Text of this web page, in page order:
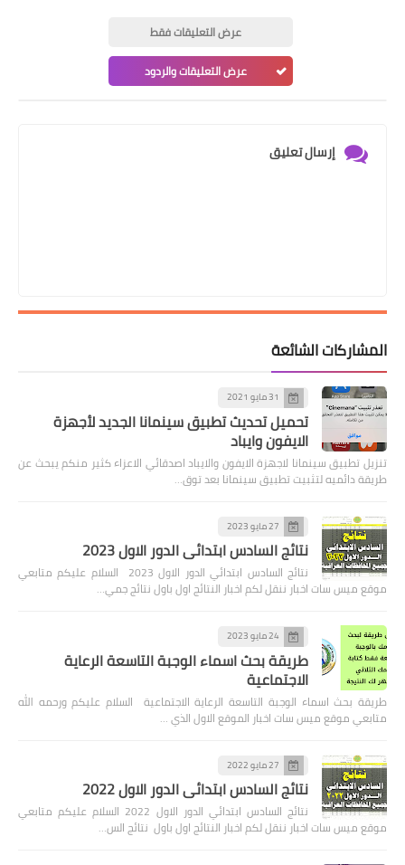
عرض التعليقات فقط
عرض التعليقات والردود
إرسال تعليق
المشاركات الشائعة
31 مايو 2021
تحميل تحديث تطبيق سينمانا الجديد لأجهزة
الايفون وايباد
تنزيل تطبيق سينمانا لاجهزة الايفون والايباد اصدقائي الاعزاء كثير منكم يبحث عن
طريقة دائميه لتثبيت تطبيق سينمانا بعد توق…
27 مايو 2023
نتائج السادس ابتدائي الدور الاول 2023
نتائج السادس ابتدائي الدور الاول 2023 السلام عليكم متابعي
موقع ميس سات اخبار ننقل لكم اخبار النتائج اول باول نتائج جمي…
24 مايو 2023
طريقة بحث اسماء الوجبة التاسعة الرعاية
الاجتماعية
طريقة بحث اسماء الوجبة التاسعة الرعاية الاجتماعية السلام عليكم ورحمه الله
متابعي موقع ميس سات اخبار الموقع الاول الذي …
27 مايو 2022
نتائج السادس ابتدائي الدور الاول 2022
نتائج السادس ابتدائي الدور الاول 2022 السلام عليكم متابعي
موقع ميس سات اخبار ننقل لكم اخبار النتائج اول باول نتائج الس…